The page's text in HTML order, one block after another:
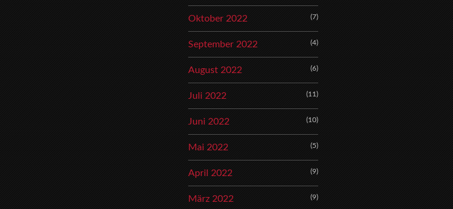
Oktober 2022 (7)
September 2022 (4)
August 2022 (6)
Juli 2022 (11)
Juni 2022 (10)
Mai 2022 (5)
April 2022 (9)
März 2022 (9)